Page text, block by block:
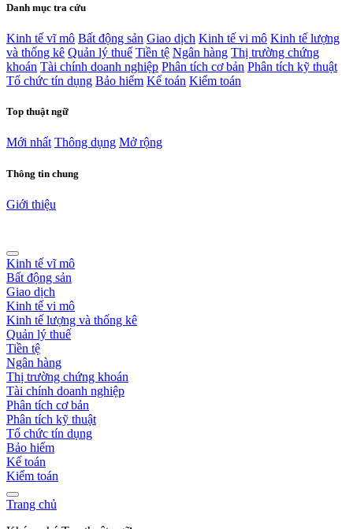
Danh mục tra cứu
Kinh tế vĩ mô Bất động sản Giao dịch Kinh tế vi mô Kinh tế lượng
và thống kê Quản lý thuế Tiền tệ Ngân hàng Thị trường chứng
khoán Tài chính doanh nghiệp Phân tích cơ bản Phân tích kỹ thuật
Tổ chức tín dụng Bảo hiểm Kế toán Kiểm toán
Top thuật ngữ
Mới nhất Thông dụng Mở rộng
Thông tin chung
Giới thiệu
Kinh tế vĩ mô
Bất động sản
Giao dịch
Kinh tế vi mô
Kinh tế lượng và thống kê
Quản lý thuế
Tiền tệ
Ngân hàng
Thị trường chứng khoán
Tài chính doanh nghiệp
Phân tích cơ bản
Phân tích kỹ thuật
Tổ chức tín dụng
Bảo hiểm
Kế toán
Kiểm toán
Trang chủ